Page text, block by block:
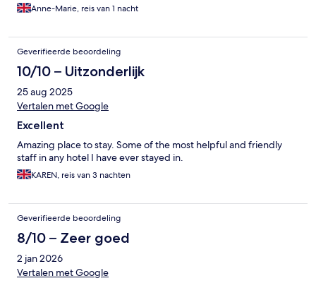
Anne-Marie, reis van 1 nacht
Geverifieerde beoordeling
10/10 – Uitzonderlijk
25 aug 2025
Vertalen met Google
Excellent
Amazing place to stay. Some of the most helpful and friendly
staff in any hotel I have ever stayed in.
KAREN, reis van 3 nachten
Geverifieerde beoordeling
8/10 – Zeer goed
2 jan 2026
Vertalen met Google